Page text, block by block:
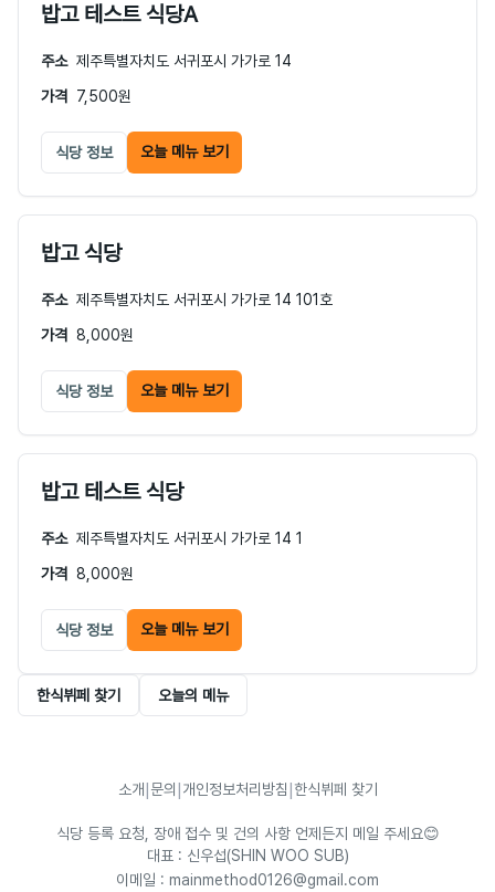
밥고 테스트 식당A
주소 제주특별자치도 서귀포시 가가로 14
가격
7,500원
식당 정보 오늘 메뉴 보기
밥고 식당
주소 제주특별자치도 서귀포시 가가로 14 101호
가격
8,000원
식당 정보 오늘 메뉴 보기
밥고 테스트 식당
주소 제주특별자치도 서귀포시 가가로 14 1
가격
8,000원
식당 정보 오늘 메뉴 보기
한식뷔페 찾기 오늘의 메뉴
소개 문의 개인정보처리방침 한식뷔페 찾기
식당 등록 요청, 장애 접수 및 건의 사항 언제든지 메일 주세요😊
대표 : 신우섭(SHIN WOO SUB)
이메일 : mainmethod0126@gmail.com